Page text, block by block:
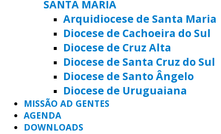
SANTA MARIA
Arquidiocese de Santa Maria
Diocese de Cachoeira do Sul
Diocese de Cruz Alta
Diocese de Santa Cruz do Sul
Diocese de Santo Ângelo
Diocese de Uruguaiana
MISSÃO AD GENTES
AGENDA
DOWNLOADS